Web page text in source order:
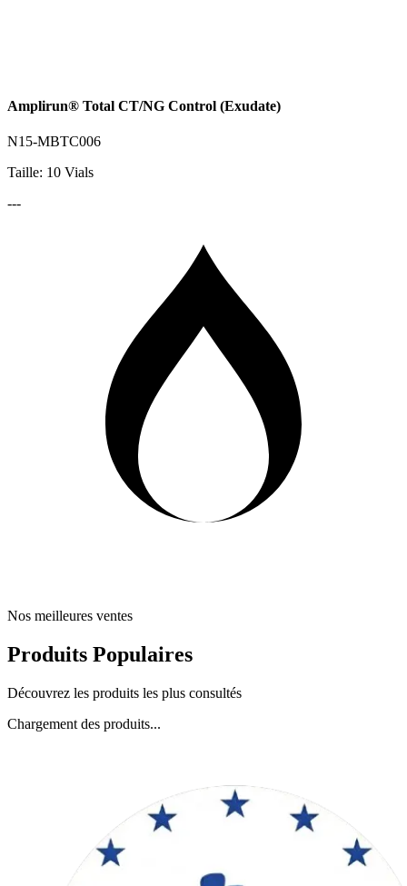
Amplirun® Total CT/NG Control (Exudate)
N15-MBTC006
Taille: 10 Vials
---
Nos meilleures ventes
Produits Populaires
Découvrez les produits les plus consultés
Chargement des produits...